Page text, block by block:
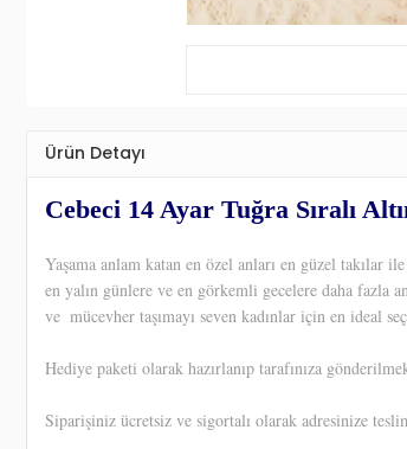
Ürün Detayı
Cebeci 14 Ayar Tuğra Sıralı
Yaşama anlam katan en özel anları en güzel takılar
en yalın günlere ve en görkemli gecelere daha fazla
ve mücevher taşımayı seven kadınlar için en ideal
Hediye paketi olarak hazırlanıp tarafınıza
Siparişiniz ücretsiz ve sigortalı olarak adresinize